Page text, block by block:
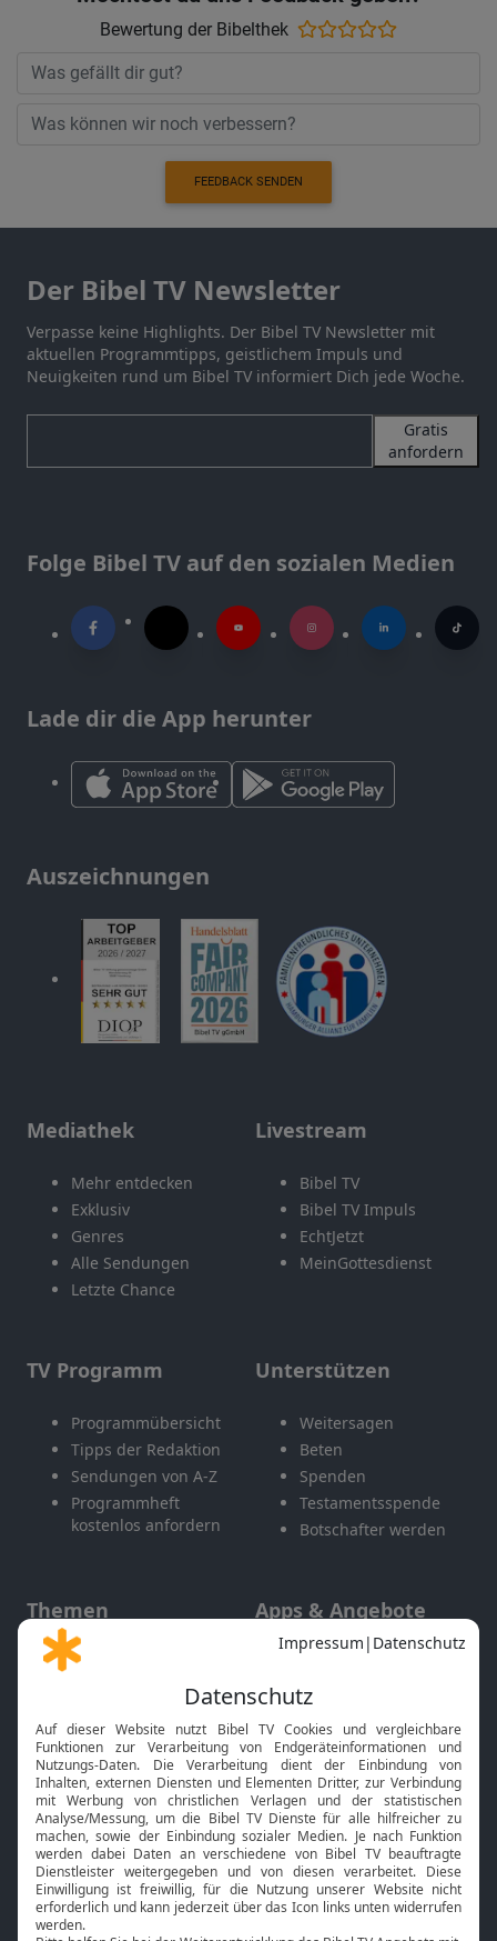
Bewertung der Bibelthek
FEEDBACK SENDEN
Der Bibel TV Newsletter
Verpasse keine Highlights. Der Bibel TV Newsletter mit
aktuellen Programmtipps, geistlichem Impuls und
Neuigkeiten rund um Bibel TV informiert Dich jede Woche.
Gratis
anfordern
Folge Bibel TV auf den sozialen Medien
Lade dir die App herunter
Auszeichnungen
Mediathek
Mehr entdecken
Exklusiv
Genres
Alle Sendungen
Letzte Chance
Livestream
Bibel TV
Bibel TV Impuls
EchtJetzt
MeinGottesdienst
TV Programm
Programmübersicht
Tipps der Redaktion
Sendungen von A-Z
Programmheft
kostenlos anfordern
Unterstützen
Weitersagen
Beten
Spenden
Testamentsspende
Botschafter werden
Themen
Gott und Bibel erklärt
Neuigkeiten
Apps & Angebote
Mobile App
Smart TV
HbbTV
Bibelthek Online-Bibel
Nächster Gottesdienst
Bibel TV Service